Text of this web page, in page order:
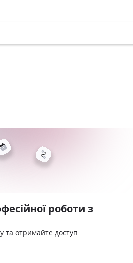
роботи з
та отримайте доступ